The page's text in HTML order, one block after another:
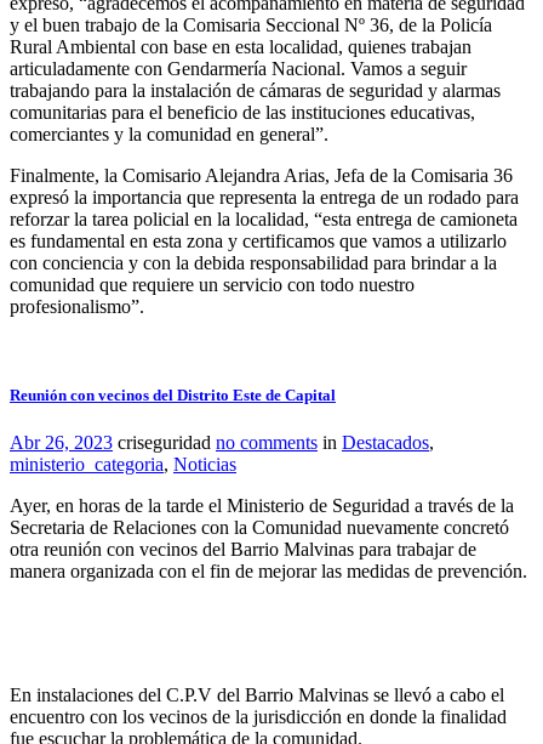
y el buen trabajo de la Comisaria Seccional Nº 36, de la Policía
Rural Ambiental con base en esta localidad, quienes trabajan
articuladamente con Gendarmería Nacional. Vamos a seguir
trabajando para la instalación de cámaras de seguridad y alarmas
comunitarias para el beneficio de las instituciones educativas,
comerciantes y la comunidad en general”.
Finalmente, la Comisario Alejandra Arias, Jefa de la Comisaria 36
expresó la importancia que representa la entrega de un rodado para
reforzar la tarea policial en la localidad, “esta entrega de camioneta
es fundamental en esta zona y certificamos que vamos a utilizarlo
con conciencia y con la debida responsabilidad para brindar a la
comunidad que requiere un servicio con todo nuestro
profesionalismo”.
Reunión con vecinos del Distrito Este de Capital
Abr 26, 2023 criseguridad no comments in Destacados,
ministerio_categoria, Noticias
Ayer, en horas de la tarde el Ministerio de Seguridad a través de la
Secretaria de Relaciones con la Comunidad nuevamente concretó
otra reunión con vecinos del Barrio Malvinas para trabajar de
manera organizada con el fin de mejorar las medidas de prevención.
En instalaciones del C.P.V del Barrio Malvinas se llevó a cabo el
encuentro con los vecinos de la jurisdicción en donde la finalidad
fue escuchar la problemática de la comunidad.